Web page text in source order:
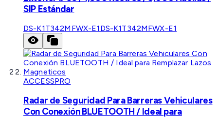
SIP Estándar
DS-K1T342MFWX-E1 DS-K1T342MFWX-E1
ACCESSPRO
Radar de Seguridad Para Barreras Vehiculares
Con Conexión BLUETOOTH / Ideal para